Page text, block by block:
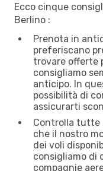
Ecco cinque
Berlino :
Prenota in
preferiscano
trovare offerte
consigliamo
anticipo. In
possibilità di
assicurarti
Controlla tutte
che il nostro
dei voli
consigliamo di
compagnie